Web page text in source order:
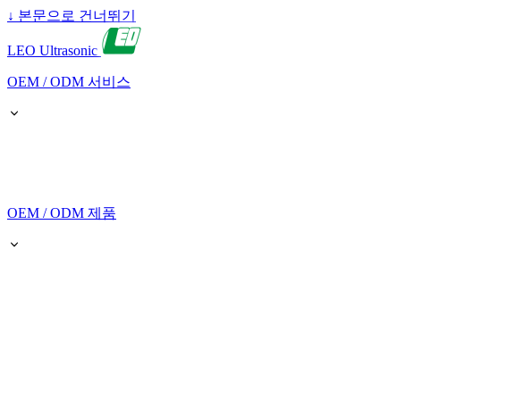
↓ 본문으로 건너뛰기
LEO Ultrasonic
OEM / ODM 서비스
OEM / ODM 제품